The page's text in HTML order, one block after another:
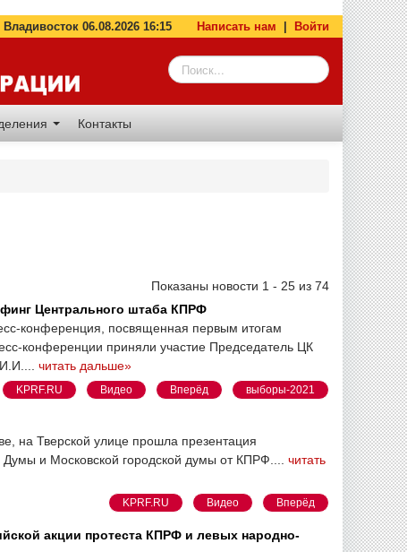
06.08.2026 16:15 Написать нам Войти
Контакты
Показаны новости 1 - 25 из 74
Центрального штаба КПРФ
конференция, посвященная первым итогам
конференции приняли участие Председатель ЦК
читать дальше»
KPRF.RU Видео Вперёд выборы-2021
на Тверской улице прошла презентация
Думы и Московской городской думы от КПРФ.... читать
KPRF.RU Видео Вперёд
акции протеста КПРФ и левых народно-